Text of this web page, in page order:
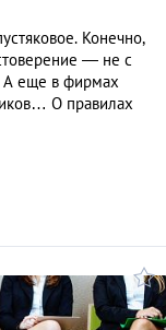
Конечно,
— не с
А еще в фирмах
О правилах